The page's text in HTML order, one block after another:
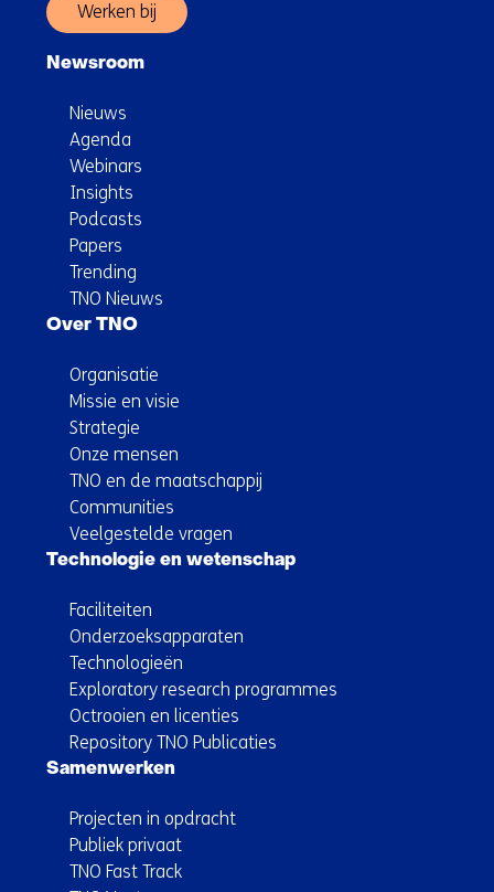
Werken bij
Newsroom
Nieuws
Agenda
Webinars
Insights
Podcasts
Papers
Trending
TNO Nieuws
Over TNO
Organisatie
Missie en visie
Strategie
Onze mensen
TNO en de maatschappij
Communities
Veelgestelde vragen
Technologie en wetenschap
Faciliteiten
Onderzoeksapparaten
Technologieën
Exploratory research programmes
Octrooien en licenties
Repository TNO Publicaties
Samenwerken
Projecten in opdracht
Publiek privaat
TNO Fast Track